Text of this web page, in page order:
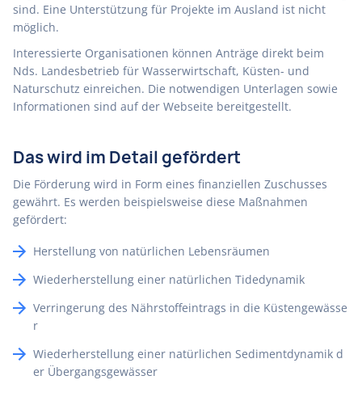
sind. Eine Unterstützung für Projekte im Ausland ist nicht
möglich.
Interessierte Organisationen können Anträge direkt beim
Nds. Landesbetrieb für Wasserwirtschaft, Küsten- und
Naturschutz einreichen. Die notwendigen Unterlagen sowie
Informationen sind auf der Webseite bereitgestellt.
Das wird im Detail gefördert
Die Förderung wird in Form eines finanziellen Zuschusses
gewährt. Es werden beispielsweise diese Maßnahmen
gefördert:
Herstellung von natürlichen Lebensräumen
Wiederherstellung einer natürlichen Tidedynamik
Verringerung des Nährstoffeintrags in die Küstengewässe
r
Wiederherstellung einer natürlichen Sedimentdynamik d
er Übergangsgewässer